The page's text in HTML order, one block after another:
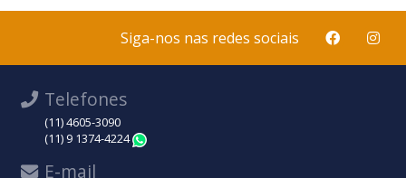
Siga-nos nas redes sociais
Telefones
(11) 4605-3090
(11) 9 1374-4224
E-mail